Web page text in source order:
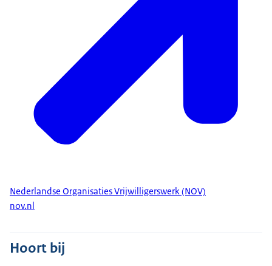
Nederlandse Organisaties Vrijwilligerswerk (NOV)
nov.nl
Hoort bij